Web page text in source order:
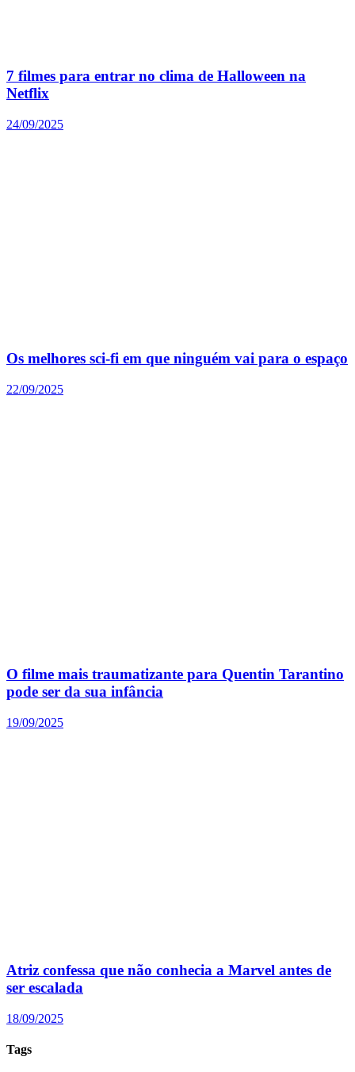
7 filmes para entrar no clima de Halloween na
Netflix
24/09/2025
Os melhores sci-fi em que ninguém vai para o espaço
22/09/2025
O filme mais traumatizante para Quentin Tarantino
pode ser da sua infância
19/09/2025
Atriz confessa que não conhecia a Marvel antes de
ser escalada
18/09/2025
Tags